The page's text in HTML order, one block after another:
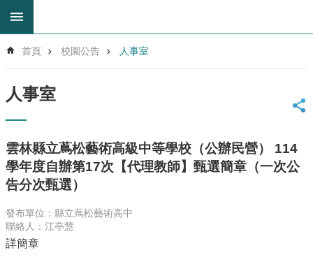
跳到主要內容區塊
階
搜
首
頁
網
站
導
雲
林
縣
首頁 校園公告 人事室
人事室
雲林縣立蔦松藝術高級中等學校（公辦民營） 114
學年度自辦第17次【代理教師】甄選簡章（一次公
告分次甄選）
發布單位：縣立蔦松藝術高中
聯絡人：江亭慧
詳簡章